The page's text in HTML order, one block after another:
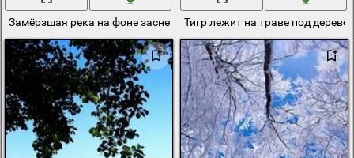
Замёрзшая река на фоне заснеженных деревьев
Тигр лежит на траве под